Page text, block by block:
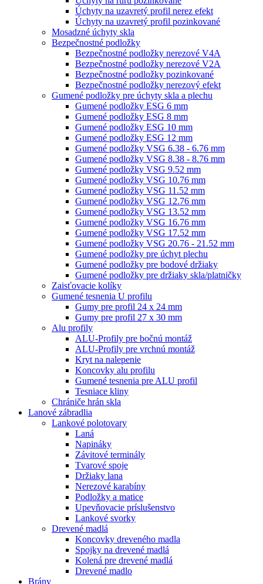
Úchyty na uzavretý profil nerez efekt
Úchyty na uzavretý profil pozinkované
Mosadzné úchyty skla
Bezpečnostné podložky
Bezpečnostné podložky nerezové V4A
Bezpečnostné podložky nerezové V2A
Bezpečnostné podložky pozinkované
Bezpečnostné podložky nerezový efekt
Gumené podložky pre úchyty skla a plechu
Gumené podložky ESG 6 mm
Gumené podložky ESG 8 mm
Gumené podložky ESG 10 mm
Gumené podložky ESG 12 mm
Gumené podložky VSG 6.38 - 6.76 mm
Gumené podložky VSG 8.38 - 8.76 mm
Gumené podložky VSG 9.52 mm
Gumené podložky VSG 10.76 mm
Gumené podložky VSG 11.52 mm
Gumené podložky VSG 12.76 mm
Gumené podložky VSG 13.52 mm
Gumené podložky VSG 16.76 mm
Gumené podložky VSG 17.52 mm
Gumené podložky VSG 20.76 - 21.52 mm
Gumené podložky pre úchyt plechu
Gumené podložky pre bodové držiaky
Gumené podložky pre držiaky skla/platničky
Zaisťovacie kolíky
Gumené tesnenia U profilu
Gumy pre profil 24 x 24 mm
Gumy pre profil 27 x 30 mm
Alu profily
ALU-Profily pre bočnú montáž
ALU-Profily pre vrchnú montáž
Kryt na nalepenie
Koncovky alu profilu
Gumené tesnenia pre ALU profil
Tesniace kliny
Chrániče hrán skla
Lanové zábradlia
Lankové polotovary
Laná
Napináky
Závitové terminály
Tvarové spoje
Držiaky lana
Nerezové karabíny
Podložky a matice
Upevňovacie príslušenstvo
Lankové svorky
Drevené madlá
Koncovky dreveného madla
Spojky na drevené madlá
Kolená pre drevené madlá
Drevené madlo
Brány